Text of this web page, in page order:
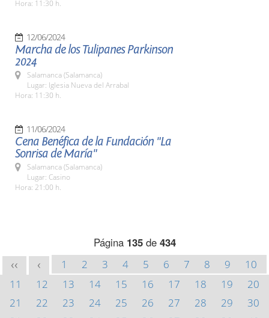
Hora: 11:30 h.
12/06/2024
Marcha de los Tulipanes Parkinson
2024
Salamanca (Salamanca)
Lugar: Iglesia Nueva del Arrabal
Hora: 11:30 h.
11/06/2024
Cena Benéfica de la Fundación "La
Sonrisa de María"
Salamanca (Salamanca)
Lugar: Casino
Hora: 21:00 h.
Página 135de 434
<< < 1 2 3 4 5 6 7 8 9
10
11
12 13 14 15 16 17 18 19
20
21
22 23 24 25 26 27 28 29
30